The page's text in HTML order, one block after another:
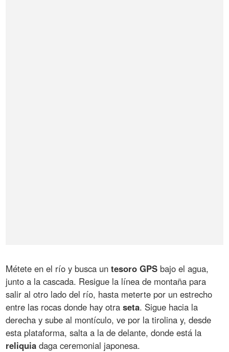
Métete en el río y busca untesoro GPS bajo el agua,
junto a la cascada. Resigue la línea de montaña para
salir al otro lado del río, hasta meterte por un estrecho
entre las rocas donde hay otraseta. Sigue hacia la
derecha y sube al montículo, ve por la tirolina y, desde
esta plataforma, salta a la de delante, donde está la
reliquia daga ceremonial japonesa.